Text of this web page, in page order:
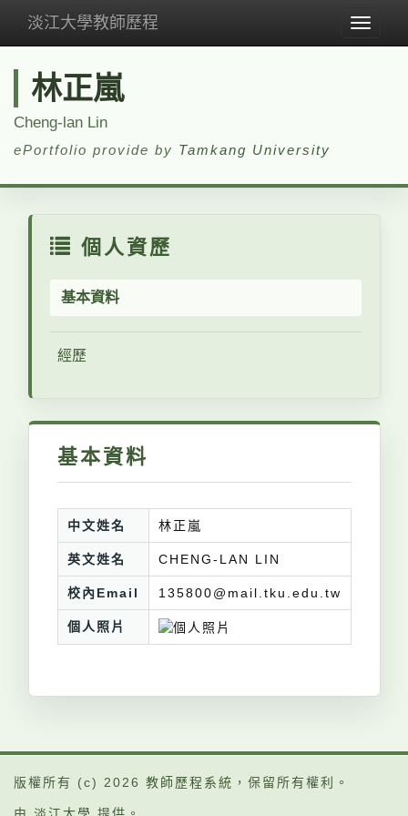
Toggle
淡江大學教師歷程
林正嵐
Cheng-lan Lin
ePortfolio provide by Tamkang University
個人資歷
基本資料
經歷
基本資料
中文姓名 林正嵐
英文姓名 CHENG-LAN LIN
校內Email 135800@mail.tku.edu.tw
個人照片
版權所有 (c) 2026 教師歷程系統 ，保留所有權利。